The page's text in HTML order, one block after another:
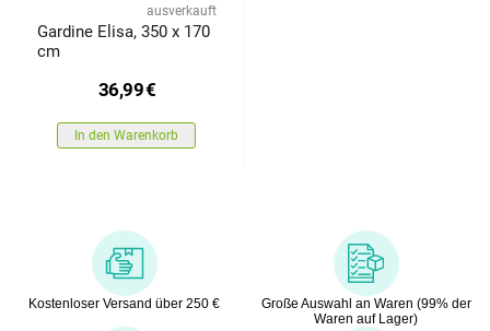
ausverkauft
Gardine Elisa, 350 x 170
cm
36,99€
In den Warenkorb
Kostenloser Versand über 250 €
Große Auswahl an Waren (99% der
Waren auf Lager)